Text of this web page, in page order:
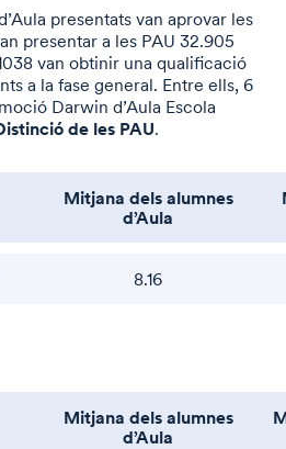
presentats van aprovar les
presentar a les PAU 32.905
van obtinir una qualificació
a la fase general. Entre ells, 6
Darwin d’Aula Escola
de les PAU.
Mitjana dels alumnes
d’Aula
8.16
Mitjana dels alumnes
d’Aula